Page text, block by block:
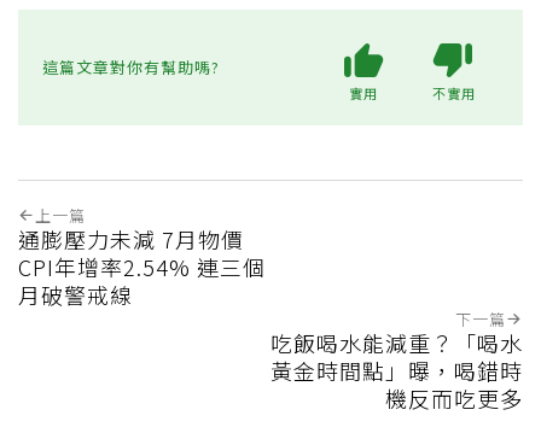
這篇文章對你有幫助嗎?
實用 不實用
上一篇
通膨壓力未減 7月物價
CPI年增率2.54% 連三個
月破警戒線
下一篇
吃飯喝水能減重？「喝水
黃金時間點」曝，喝錯時
機反而吃更多